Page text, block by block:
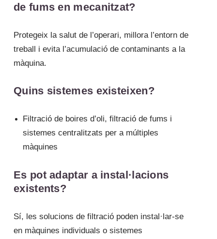
de fums en mecanitzat?
Protegeix la salut de l’operari, millora l’entorn de
treball i evita l’acumulació de contaminants a la
màquina.
Quins sistemes existeixen?
Filtració de boires d’oli, filtració de fums i
sistemes centralitzats per a múltiples
màquines
Es pot adaptar a instal·lacions
existents?
Sí, les solucions de filtració poden instal·lar-se
en màquines individuals o sistemes